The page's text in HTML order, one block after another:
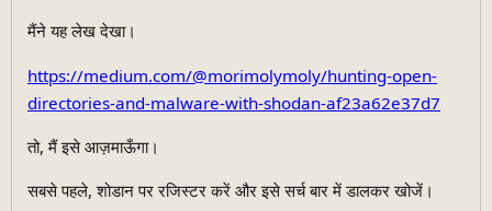
मैंने यह लेख देखा।
https://medium.com/@morimolymoly/hunting-open-
directories-and-malware-with-shodan-af23a62e37d7
तो, मैं इसे आज़माऊँगा।
सबसे पहले, शोडान पर रजिस्टर करें और इसे सर्च बार में डालकर खोजें।